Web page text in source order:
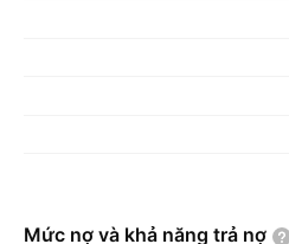
Mức nợ và khả năng trả nợ